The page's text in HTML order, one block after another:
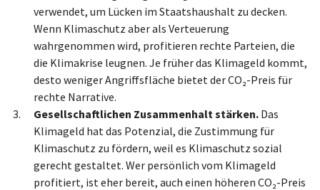
verwendet, um Lücken im Staatshaushalt zu decken.
Wenn Klimaschutz aber als Verteuerung
wahrgenommen wird, profitieren rechte Parteien, die
die Klimakrise leugnen. Je früher das Klimageld kommt,
desto weniger Angriffsfläche bietet der CO₂-Preis für
rechte Narrative.
Gesellschaftlichen Zusammenhalt stärken.Das
Klimageld hat das Potenzial, die Zustimmung für
Klimaschutz zu fördern, weil es Klimaschutz sozial
gerecht gestaltet. Wer persönlich vom Klimageld
profitiert, ist eher bereit, auch einen höheren CO₂-Preis